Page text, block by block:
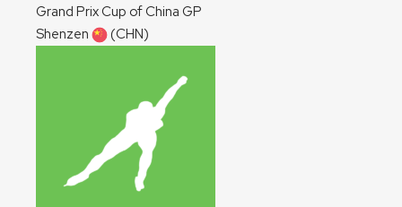
Grand Prix Cup of China GP
Shenzen
(CHN)